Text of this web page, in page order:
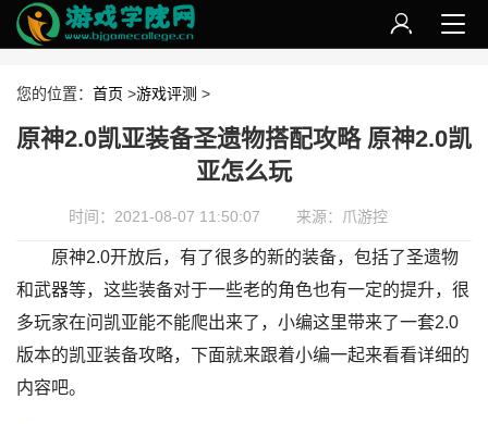
您的位置： 首页 >游戏评测 >
原神2.0凯亚装备圣遗物搭配攻略 原神2.0凯
亚怎么玩
时间：2021-08-07 11:50:07 来源：爪游控
原神2.0开放后，有了很多的新的装备，包括了圣遗物
和武器等，这些装备对于一些老的角色也有一定的提升，很
多玩家在问凯亚能不能爬出来了，小编这里带来了一套2.0
版本的凯亚装备攻略，下面就来跟着小编一起来看看详细的
内容吧。